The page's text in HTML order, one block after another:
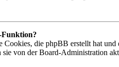
Funktion?
Cookies, die phpBB erstellt hat
sie von der Board-Administration